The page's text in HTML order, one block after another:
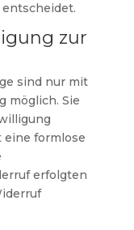
entscheidet.
zur
sind nur mit
möglich. Sie
eine formlose
erfolgten